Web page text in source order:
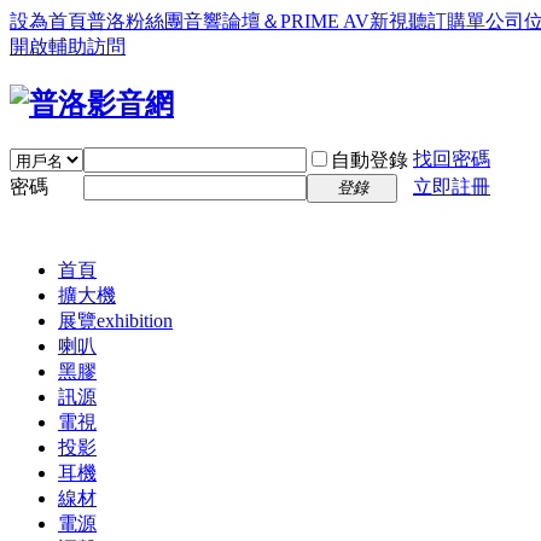
設為首頁普洛粉絲團音響論壇＆PRIME AV新視聽訂購單公司
開啟輔助訪問
自動登錄 找回密碼
密碼
登錄 立即註冊
首頁
擴大機
展覽exhibition
喇叭
黑膠
訊源
電視
投影
耳機
線材
電源